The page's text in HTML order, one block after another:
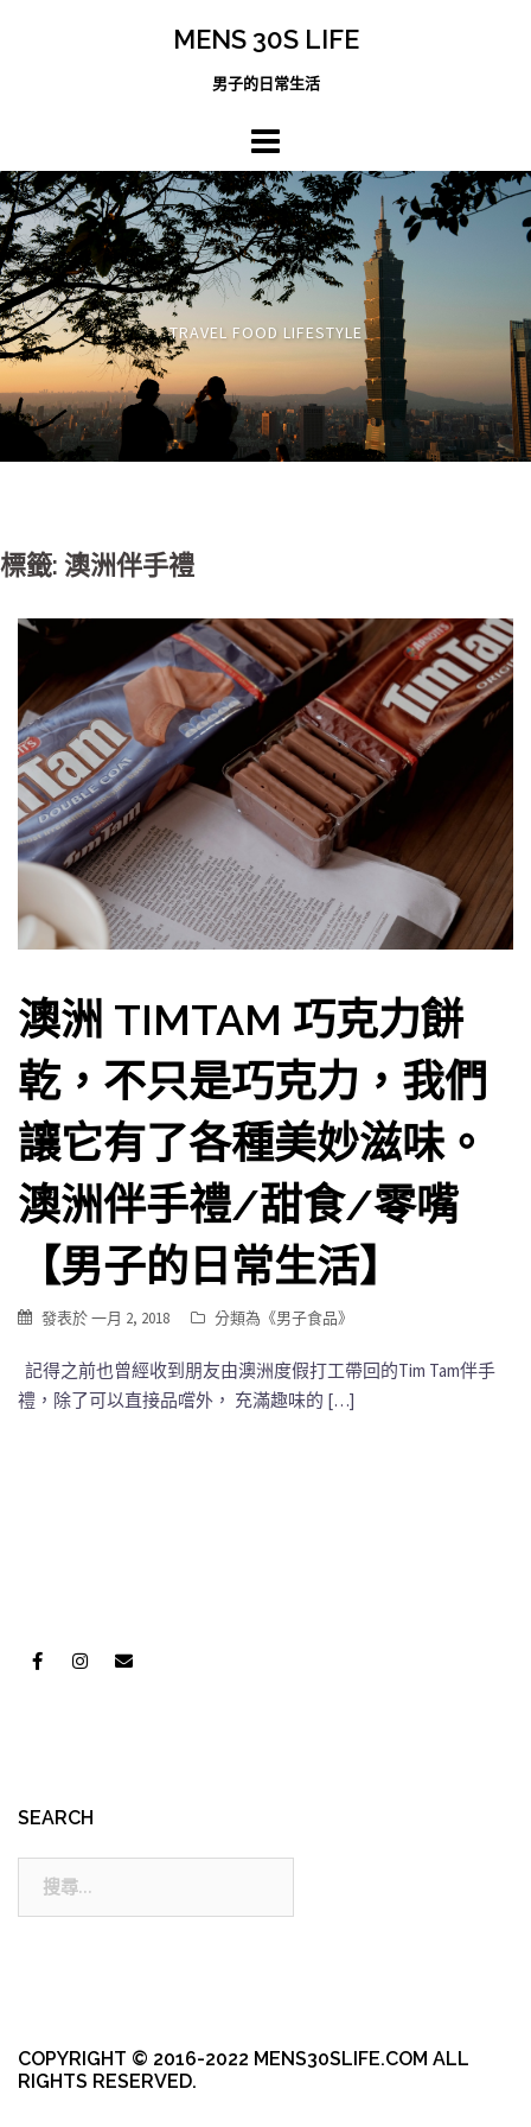
MENS 30S LIFE
男子的日常生活
TRAVEL FOOD LIFESTYLE
標籤: 澳洲伴手禮
澳洲 TIMTAM 巧克力餅
乾，不只是巧克力，我們
讓它有了各種美妙滋味。
澳洲伴手禮/甜食/零嘴
【男子的日常生活】
發表於一月 2, 2018 分類為《男子食品》
記得之前也曾經收到朋友由澳洲度假打工帶回的Tim Tam伴手
禮，除了可以直接品嚐外， 充滿趣味的 […]
SEARCH
COPYRIGHT © 2016-2022 MENS30SLIFE.COM ALL
RIGHTS RESERVED.